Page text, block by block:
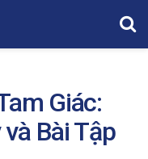
Giác:
Bài Tập